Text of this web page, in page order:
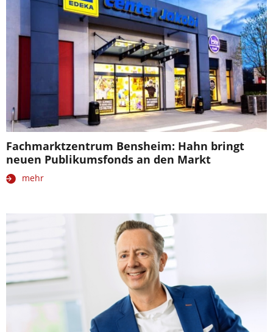
Fachmarktzentrum Bensheim: Hahn bringt
neuen Publikumsfonds an den Markt
mehr